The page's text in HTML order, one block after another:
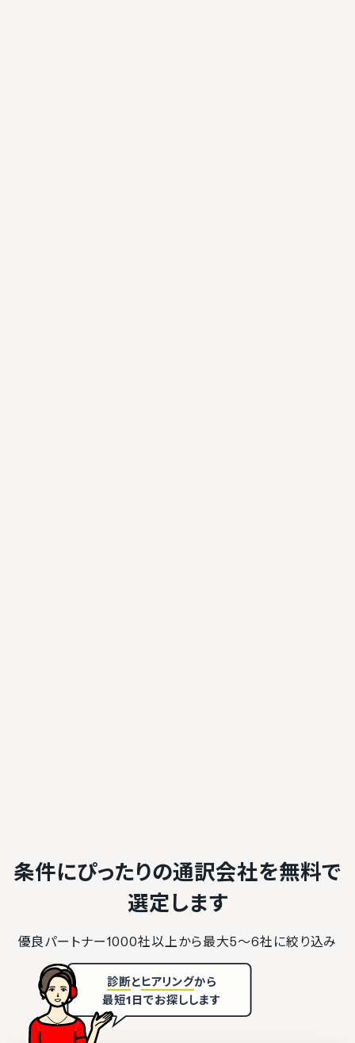
条件にぴったりの通訳会社を無料で
選定します
優良パートナー1000社以上から最大5〜6社に絞り込み
診断とヒアリングから
最短1日でお探しします